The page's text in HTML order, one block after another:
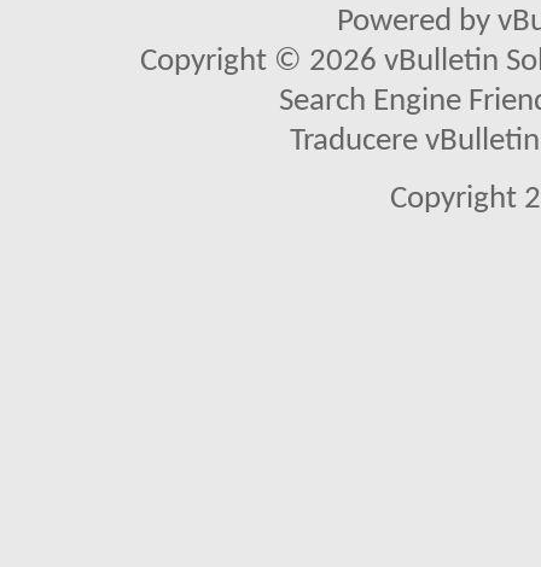
Powered by
Copyright © 2026 vBulletin
Search Engine
Traducere
Copyright